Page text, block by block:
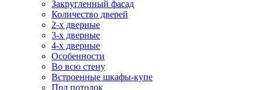
Закругленный фасад
Количество дверей
2-х дверные
3-х дверные
4-х дверные
Особенности
Во всю стену
Встроенные шкафы-купе
Под потолок